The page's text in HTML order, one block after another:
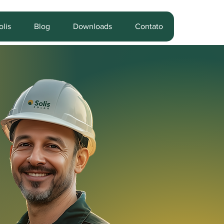
Blog Downloads Contato